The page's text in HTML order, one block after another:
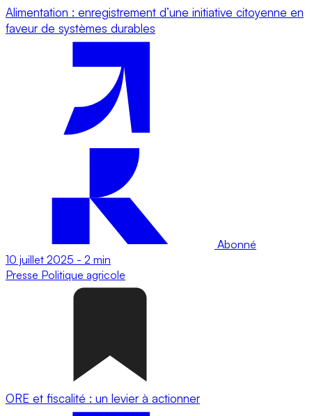
Alimentation : enregistrement d’une initiative citoyenne en
faveur de systèmes durables
Abonné
10 juillet 2025 - 2 min
Presse Politique agricole
ORE et fiscalité : un levier à actionner